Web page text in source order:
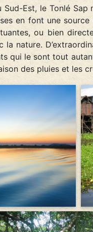
Sud-Est, le Tonlé
en font une
ou bien
la nature.
qui le sont tout
des pluies et les